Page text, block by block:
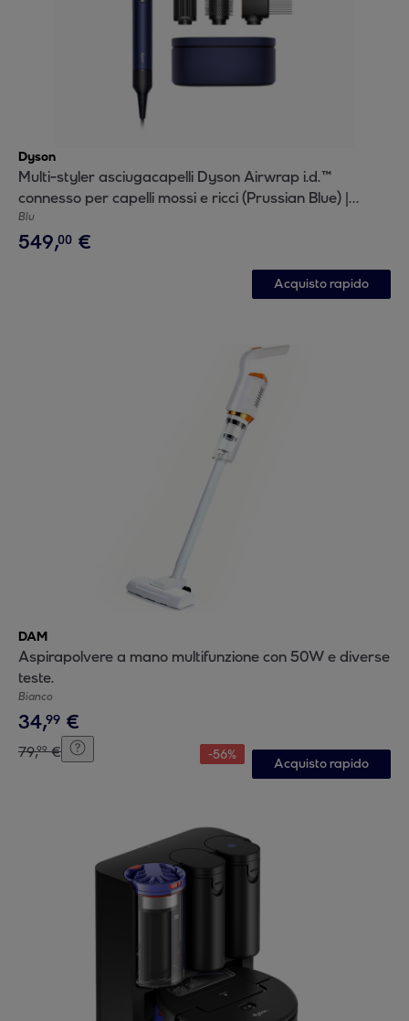
Dyson
Multi-styler asciugacapelli Dyson Airwrap i.d.™
connesso per capelli mossi e ricci (Prussian Blue) |
Nuovo
Blu
549,00 €
Acquisto rapido
DAM
Aspirapolvere a mano multifunzione con 50W e diverse
teste.
Bianco
34,99 €
79,99 € -56%
Acquisto rapido